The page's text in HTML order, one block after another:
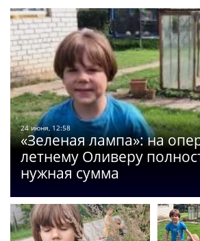
24 июня, 12:58
«Зеленая лампа»: на
летнему Оливеру
нужная сумма